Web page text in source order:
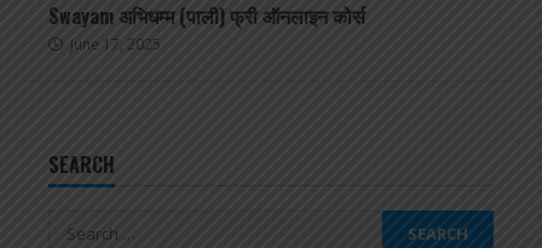
Swayam अभिधम्म (पाली) फ्री ऑनलाइन कोर्स
June 17, 2025
SEARCH
Search